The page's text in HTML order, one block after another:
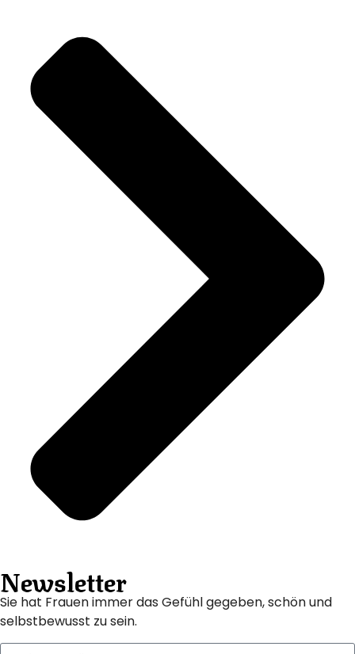
Newsletter
Sie hat Frauen immer das Gefühl gegeben, schön und
selbstbewusst zu sein.